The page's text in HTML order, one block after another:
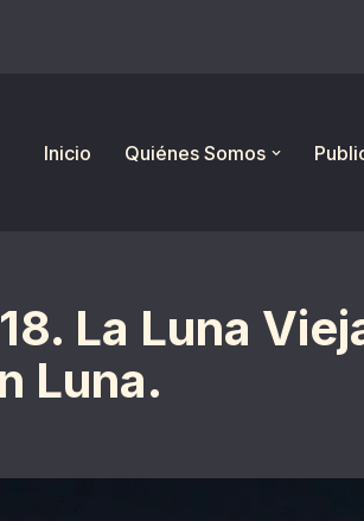
Inicio
Quiénes Somos
La Luna
Luna.